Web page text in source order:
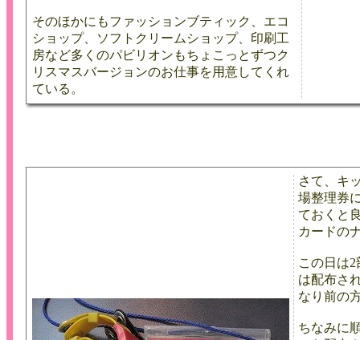
そのほかにもファッションブティック、エコ
ショップ、ソフトクリームショップ、印刷工
房など多くのパビリオンもちょこっとずつク
リスマスバージョンのお仕事を用意してくれ
ている。
さて、キ
場整理券
ておくと
カードの
この日は
は配布さ
なり前の
ちなみに